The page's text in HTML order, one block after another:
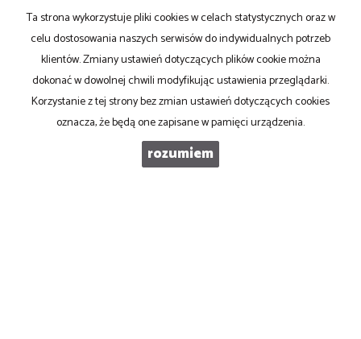
Ta strona wykorzystuje pliki cookies w celach statystycznych oraz w
celu dostosowania naszych serwisów do indywidualnych potrzeb
klientów. Zmiany ustawień dotyczących plików cookie można
dokonać w dowolnej chwili modyfikując ustawienia przeglądarki.
Korzystanie z tej strony bez zmian ustawień dotyczących cookies
oznacza, że będą one zapisane w pamięci urządzenia.
rozumiem